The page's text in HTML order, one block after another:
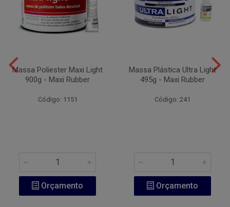
Massa Poliester Maxi Light
900g - Maxi Rubber
Código: 1151
Orçamento
Massa Plástica Ultra Light
495g - Maxi Rubber
Código: 241
Orçamento